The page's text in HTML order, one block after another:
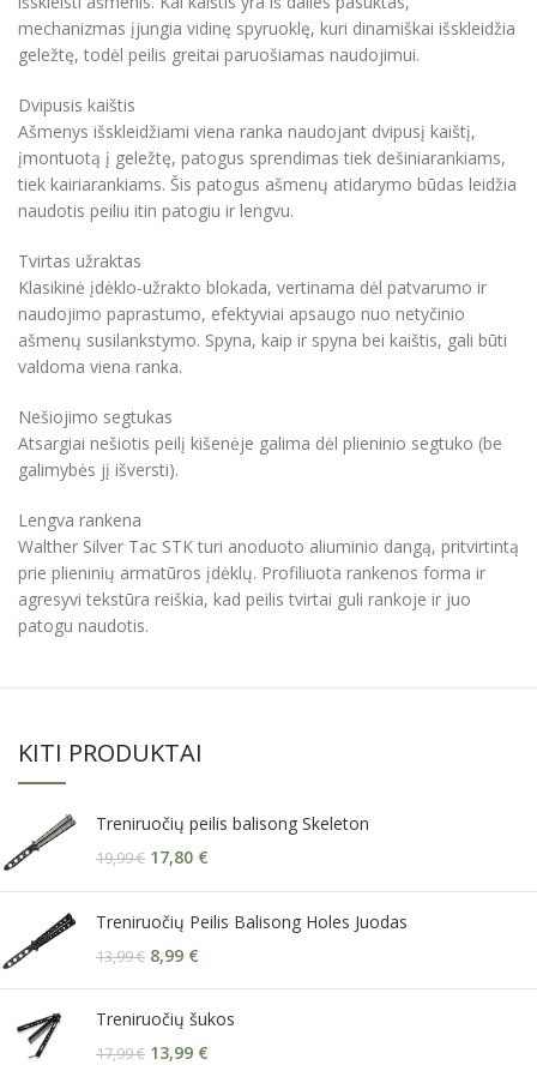
mechanizmas įjungia vidinę spyruoklę, kuri dinamiškai išskleidžia
geležtę, todėl peilis greitai paruošiamas naudojimui.
Dvipusis kaištis
Ašmenys išskleidžiami viena ranka naudojant dvipusį kaištį,
įmontuotą į geležtę, patogus sprendimas tiek dešiniarankiams,
tiek kairiarankiams. Šis patogus ašmenų atidarymo būdas leidžia
naudotis peiliu itin patogiu ir lengvu.
Tvirtas užraktas
Klasikinė įdėklo-užrakto blokada, vertinama dėl patvarumo ir
naudojimo paprastumo, efektyviai apsaugo nuo netyčinio
ašmenų susilankstymo. Spyna, kaip ir spyna bei kaištis, gali būti
valdoma viena ranka.
Nešiojimo segtukas
Atsargiai nešiotis peilį kišenėje galima dėl plieninio segtuko (be
galimybės jį išversti).
Lengva rankena
Walther Silver Tac STK turi anoduoto aliuminio dangą, pritvirtintą
prie plieninių armatūros įdėklų. Profiliuota rankenos forma ir
agresyvi tekstūra reiškia, kad peilis tvirtai guli rankoje ir juo
patogu naudotis.
KITI PRODUKTAI
Treniruočių peilis balisong Skeleton
19,99€ 17,80 €
Treniruočių Peilis Balisong Holes Juodas
13,99€ 8,99 €
Treniruočių šukos
17,99€ 13,99 €